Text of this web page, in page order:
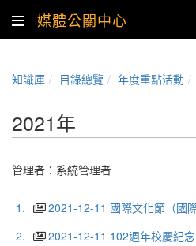
媒體公關中心
知識庫 目錄總覽 年度重點活動
2021年
管理者： 系統管理者
1.
2021-12-11 國際文化節（國際
2.
2021-12-11 102週年校慶紀